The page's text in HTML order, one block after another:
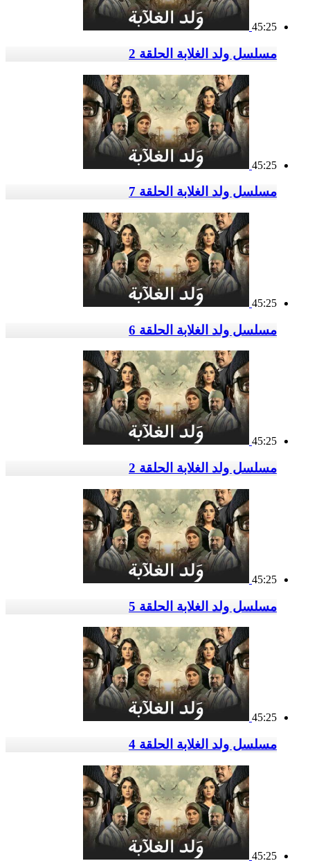
45:25
مسلسل ولد الغلابة الحلقة 2
45:25
مسلسل ولد الغلابة الحلقة 7
45:25
مسلسل ولد الغلابة الحلقة 6
45:25
مسلسل ولد الغلابة الحلقة 2
45:25
مسلسل ولد الغلابة الحلقة 5
45:25
مسلسل ولد الغلابة الحلقة 4
45:25